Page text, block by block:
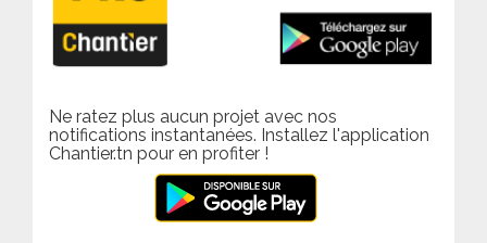
Ne ratez plus aucun projet avec nos
notifications instantanées. Installez l'application
Chantier.tn pour en profiter !